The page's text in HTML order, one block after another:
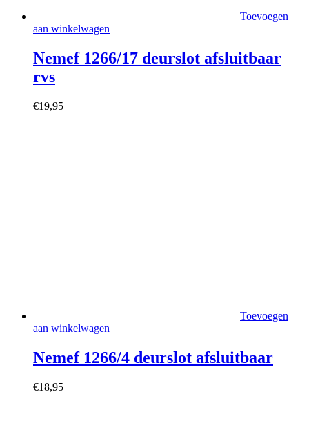
Toevoegen
aan winkelwagen
Nemef 1266/17 deurslot afsluitbaar
rvs
€19,95
Toevoegen
aan winkelwagen
Nemef 1266/4 deurslot afsluitbaar
€18,95